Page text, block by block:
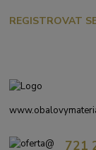
REGISTROVAT
721